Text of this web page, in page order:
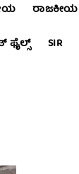
ರಾಜಕೀಯ
ಫೈಲ್ಸ್ SIR